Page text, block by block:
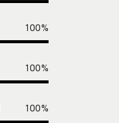
100%
100%
100%